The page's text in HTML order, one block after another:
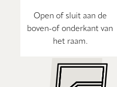
Open of sluit aan de
boven-of onderkant van
het raam.